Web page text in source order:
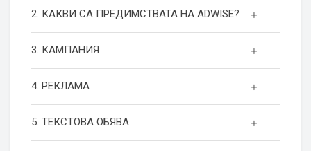
2. КАКВИ СА ПРЕДИМСТВАТА НА ADWISE?
3. КАМПАНИЯ
4. РЕКЛАМА
5. ТЕКСТОВА ОБЯВА